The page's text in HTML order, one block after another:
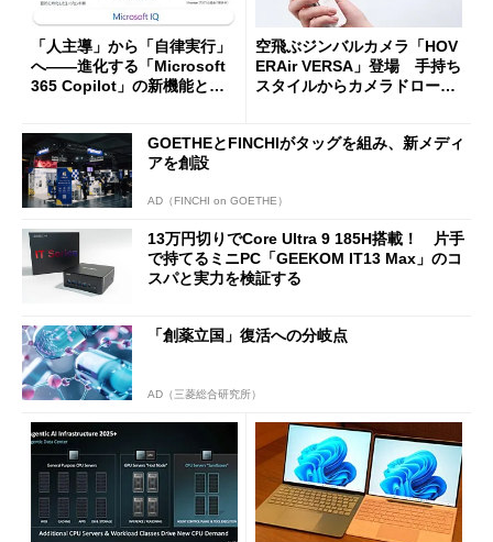
「人主導」から「自律実行」
へ――進化する「Microsoft
365 Copilot」の新機能とエ
空飛ぶジンバルカメラ「HOV
ERAir VERSA」登場 手持ち
スタイルからカメラドローン
GOETHEとFINCHIがタッグを組み、新メディ
アを創設
AD（FINCHI on GOETHE）
13万円切りでCore Ultra 9 185H搭載！ 片手
で持てるミニPC「GEEKOM IT13 Max」のコ
スパと実力を検証する
「創薬立国」復活への分岐点
AD（三菱総合研究所）